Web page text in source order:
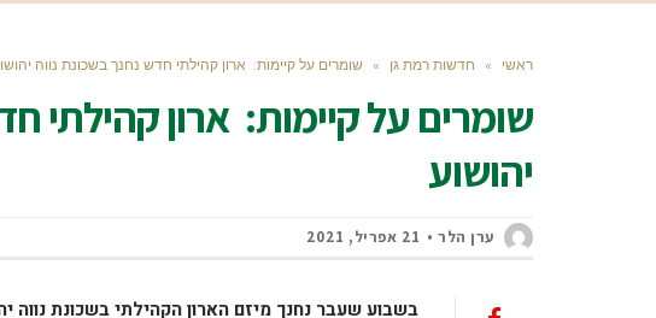
ראשי » חדשות רמת גן » שומרים על קיימות: ארון קהילתי חדש נחנך בשכונת נווה
שומרים על קיימות: ארון קהילתי
יהושוע
ערן הלר 21 אפריל, 2021
בשבוע שעבר נחנך מיזם הארון הקהילתי בשכונת נווה